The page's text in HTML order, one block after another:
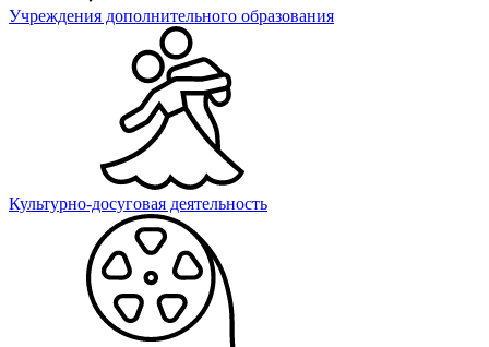
Учреждения дополнительного образования
Культурно-досуговая деятельность